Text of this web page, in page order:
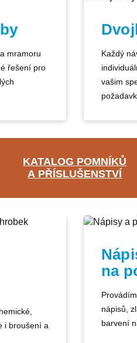
mramoru
řešení pro
Každý
vašim
KATALOG POMNÍKŮ
A PŘÍSLUŠENSTVÍ
i broušení a
na
nápisů,
barvení